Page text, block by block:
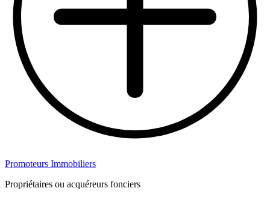
Promoteurs Immobiliers
Propriétaires ou acquéreurs fonciers